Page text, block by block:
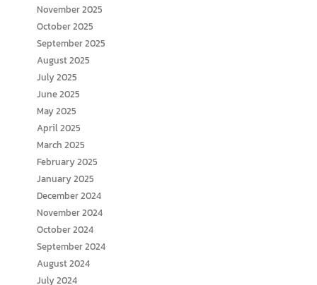
November 2025
October 2025
September 2025
August 2025
July 2025
June 2025
May 2025
April 2025
March 2025
February 2025
January 2025
December 2024
November 2024
October 2024
September 2024
August 2024
July 2024